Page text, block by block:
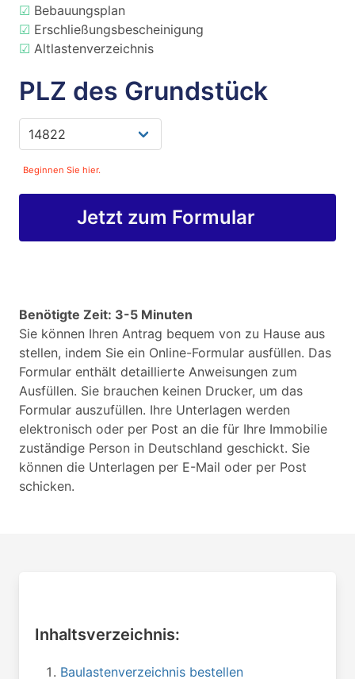
☑ Bebauungsplan
☑ Erschließungsbescheinigung
☑ Altlastenverzeichnis
PLZ des Grundstück
Beginnen Sie hier.
Jetzt zum Formular
Benötigte Zeit: 3-5 Minuten
Sie können Ihren Antrag bequem von zu Hause aus
stellen, indem Sie ein Online-Formular ausfüllen. Das
Formular enthält detaillierte Anweisungen zum
Ausfüllen. Sie brauchen keinen Drucker, um das
Formular auszufüllen. Ihre Unterlagen werden
elektronisch oder per Post an die für Ihre Immobilie
zuständige Person in Deutschland geschickt. Sie
können die Unterlagen per E-Mail oder per Post
schicken.
Inhaltsverzeichnis:
Baulastenverzeichnis bestellen